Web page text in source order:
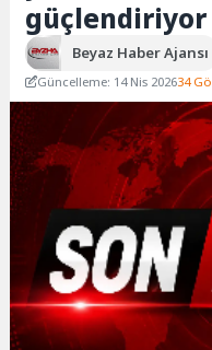
güçlendiriyor
Beyaz Haber Ajansı
Güncelleme: 14 Nis 202634